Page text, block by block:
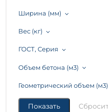
Ширина (мм)
Вес (кг)
ГОСТ, Серия
Объем бетона (м3)
Геометрический объем (м3)